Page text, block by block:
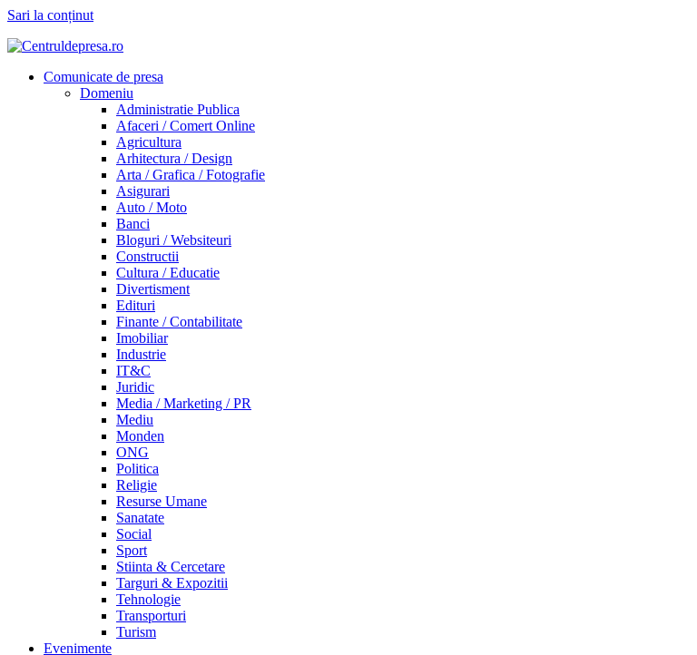
Sari la conținut
Comunicate de presa
Domeniu
Administratie Publica
Afaceri / Comert Online
Agricultura
Arhitectura / Design
Arta / Grafica / Fotografie
Asigurari
Auto / Moto
Banci
Bloguri / Websiteuri
Constructii
Cultura / Educatie
Divertisment
Edituri
Finante / Contabilitate
Imobiliar
Industrie
IT&C
Juridic
Media / Marketing / PR
Mediu
Monden
ONG
Politica
Religie
Resurse Umane
Sanatate
Social
Sport
Stiinta & Cercetare
Targuri & Expozitii
Tehnologie
Transporturi
Turism
Evenimente